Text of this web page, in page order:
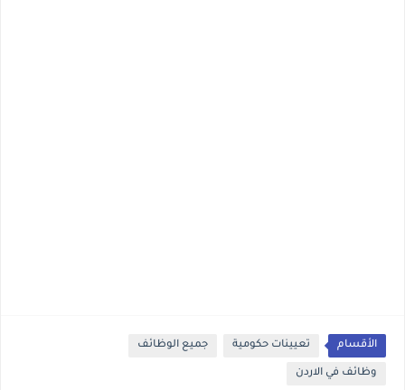
الأقسام تعيينات حكومية جميع الوظائف
وظائف في الاردن